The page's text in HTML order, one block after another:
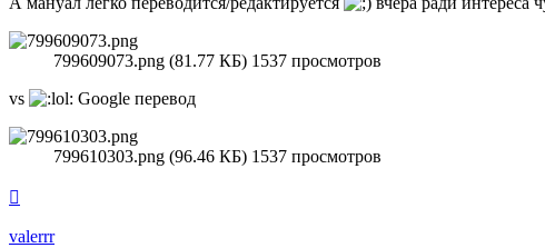
799609073.png (81.77 КБ) 1537 просмотров
vs
Google перевод
799610303.png (96.46 КБ) 1537 просмотров
началу
valerrr